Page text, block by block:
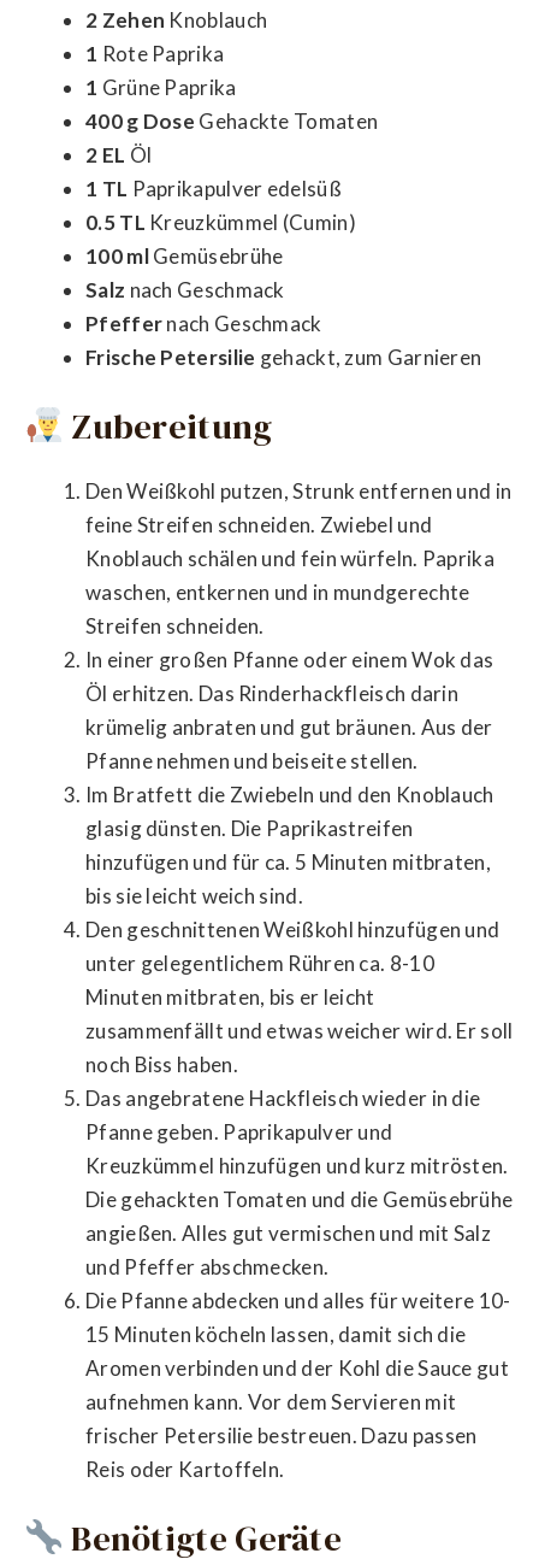
2 Zehen Knoblauch
1 Rote Paprika
1 Grüne Paprika
400 g Dose Gehackte Tomaten
2 EL Öl
1 TL Paprikapulver edelsüß
0.5 TL Kreuzkümmel (Cumin)
100 mlGemüsebrühe
Salz nach Geschmack
Pfeffernach Geschmack
Frische Petersilie gehackt, zum Garnieren
Zubereitung
Den Weißkohl putzen, Strunk entfernen und in
feine Streifen schneiden. Zwiebel und
Knoblauch schälen und fein würfeln. Paprika
waschen, entkernen und in mundgerechte
Streifen schneiden.
In einer großen Pfanne oder einem Wok das
Öl erhitzen. Das Rinderhackfleisch darin
krümelig anbraten und gut bräunen. Aus der
Pfanne nehmen und beiseite stellen.
Im Bratfett die Zwiebeln und den Knoblauch
glasig dünsten. Die Paprikastreifen
hinzufügen und für ca. 5 Minuten mitbraten,
bis sie leicht weich sind.
Den geschnittenen Weißkohl hinzufügen und
unter gelegentlichem Rühren ca. 8-10
Minuten mitbraten, bis er leicht
zusammenfällt und etwas weicher wird. Er soll
noch Biss haben.
Das angebratene Hackfleisch wieder in die
Pfanne geben. Paprikapulver und
Kreuzkümmel hinzufügen und kurz mitrösten.
Die gehackten Tomaten und die Gemüsebrühe
angießen. Alles gut vermischen und mit Salz
und Pfeffer abschmecken.
Die Pfanne abdecken und alles für weitere 10-
15 Minuten köcheln lassen, damit sich die
Aromen verbinden und der Kohl die Sauce gut
aufnehmen kann. Vor dem Servieren mit
frischer Petersilie bestreuen. Dazu passen
Reis oder Kartoffeln.
Benötigte Geräte